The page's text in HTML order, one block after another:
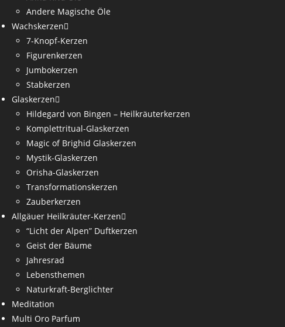
Andere Magische Öle
Wachskerzen
7-Knopf-Kerzen
Figurenkerzen
Jumbokerzen
Stabkerzen
Glaskerzen
Hildegard von Bingen – Heilkräuterkerzen
Komplettritual-Glaskerzen
Magic of Brighid Glaskerzen
Mystik-Glaskerzen
Orisha-Glaskerzen
Transformationskerzen
Zauberkerzen
Allgäuer Heilkräuter-Kerzen
“Licht der Alpen” Duftkerzen
Geist der Bäume
Jahresrad
Lebensthemen
Naturkraft-Berglichter
Meditation
Multi Oro Parfum